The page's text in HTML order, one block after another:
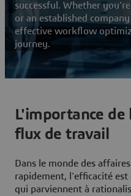
successful. Whether
or an established
effective workflow
journey.
L'importance
flux de travail
Dans le monde des
rapidement, l'efficacité est
qui parviennent à